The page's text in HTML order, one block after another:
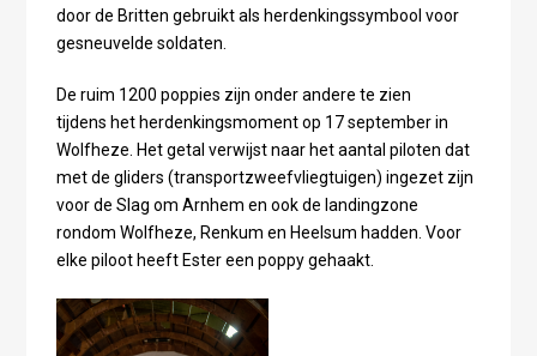
door de Britten gebruikt als herdenkingssymbool voor
gesneuvelde soldaten.
De ruim 1200 poppies zijn onder andere te zien
tijdens het herdenkingsmoment op 17 september in
Wolfheze. Het getal verwijst naar het aantal piloten dat
met de gliders (transportzweefvliegtuigen) ingezet zijn
voor de Slag om Arnhem en ook de landingzone
rondom Wolfheze, Renkum en Heelsum hadden. Voor
elke piloot heeft Ester een poppy gehaakt.